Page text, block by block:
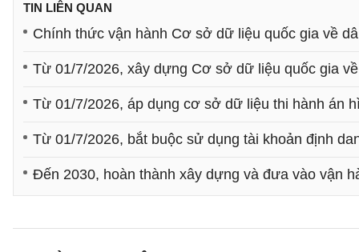
TIN LIÊN QUAN
Chính thức vận hành Cơ sở dữ liệu quốc gia về
Từ 01/7/2026, xây dựng Cơ sở dữ liệu quốc gia
Từ 01/7/2026, áp dụng cơ sở dữ liệu thi hành án
Từ 01/7/2026, bắt buộc sử dụng tài khoản định
Đến 2030, hoàn thành xây dựng và đưa vào vận